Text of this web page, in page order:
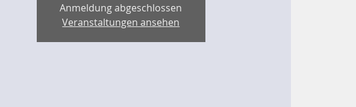
Anmeldung abgeschlossen
Veranstaltungen ansehen